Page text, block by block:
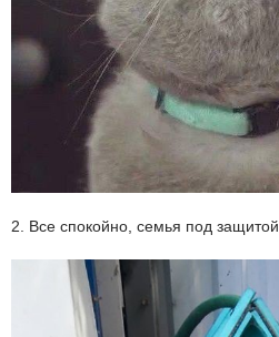
2. Все спокойно, семья под защитой